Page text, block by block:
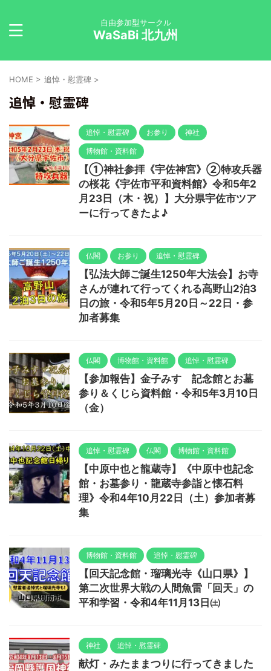
自由参加型サークル
WaSaBi 北九州
HOME > 追悼・慰霊碑 >
追悼・慰霊碑
追悼・慰霊碑 お参り 神社
博物館・資料館
【➀神社参拝《宇佐神宮》②特攻兵器
の桜花《宇佐市平和資料館》令和5年2
月23日（木・祝）】大分県宇佐市ツア
ーに行ってきたよ♪
仏閣 お参り 追悼・慰霊碑
【弘法大師ご誕生1250年大法会】お寺
さんが連れて行ってくれる高野山2泊3
日の旅・令和5年5月20日～22日・参
加者募集
仏閣 博物館・資料館 追悼・慰霊碑
【参加報告】金子みすゞ記念館とお墓
参り＆くじら資料館・令和5年3月10日
（金）
追悼・慰霊碑 仏閣 博物館・資料館
【中原中也と龍蔵寺】《中原中也記念
館・お墓参り・龍蔵寺参詣と懐石料
理》令和4年10月22日（土）参加者募
集
博物館・資料館 追悼・慰霊碑
【回天記念館・瑠璃光寺《山口県》】
第二次世界大戦の人間魚雷「回天」の
平和学習・令和4年11月13日㈯
神社 追悼・慰霊碑
献灯・みたままつりに行ってきました